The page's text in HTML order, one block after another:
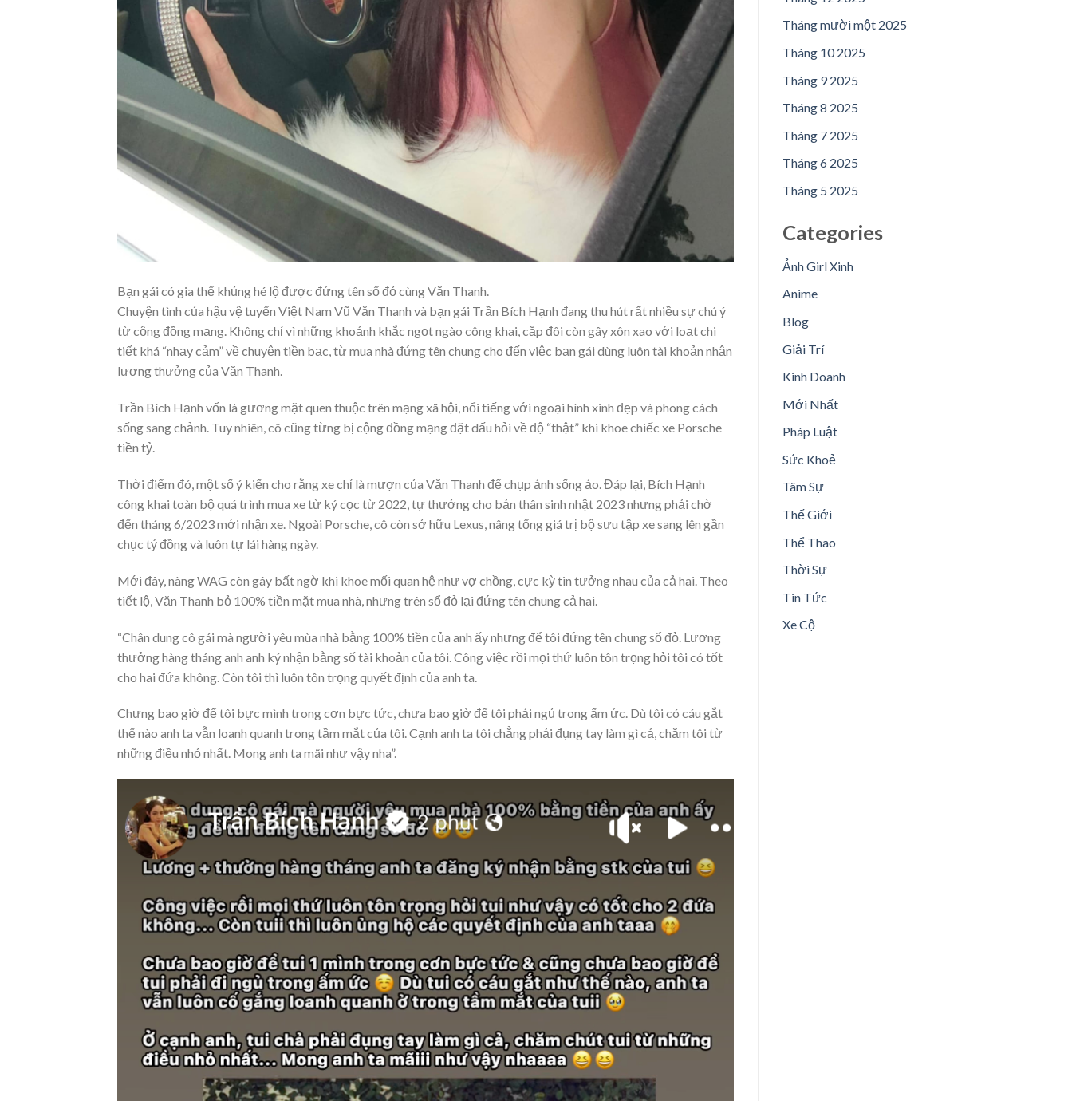
Bạn gái có gia thể khủng hé lộ được đứng tên sổ đỏ cùng Văn Thanh.
Chuyện tình của hậu vệ tuyển Việt Nam Vũ Văn Thanh và bạn gái Trần Bích Hạnh đang thu hút rất nhiều sự chú ý
từ cộng đồng mạng. Không chỉ vì những khoảnh khắc ngọt ngào công khai, cặp đôi còn gây xôn xao với loạt chi
tiết khá “nhạy cảm” về chuyện tiền bạc, từ mua nhà đứng tên chung cho đến việc bạn gái dùng luôn tài khoản nhận
lương thưởng của Văn Thanh.
Trần Bích Hạnh vốn là gương mặt quen thuộc trên mạng xã hội, nổi tiếng với ngoại hình xinh đẹp và phong cách
sống sang chảnh. Tuy nhiên, cô cũng từng bị cộng đồng mạng đặt dấu hỏi về độ “thật” khi khoe chiếc xe Porsche
tiền tỷ.
Thời điểm đó, một số ý kiến cho rằng xe chỉ là mượn của Văn Thanh để chụp ảnh sống ảo. Đáp lại, Bích Hạnh
công khai toàn bộ quá trình mua xe từ ký cọc từ 2022, tự thưởng cho bản thân sinh nhật 2023 nhưng phải chờ
đến tháng 6/2023 mới nhận xe. Ngoài Porsche, cô còn sở hữu Lexus, nâng tổng giá trị bộ sưu tập xe sang lên gần
chục tỷ đồng và luôn tự lái hàng ngày.
Mới đây, nàng WAG còn gây bất ngờ khi khoe mối quan hệ như vợ chồng, cực kỳ tin tưởng nhau của cả hai. Theo
tiết lộ, Văn Thanh bỏ 100% tiền mặt mua nhà, nhưng trên sổ đỏ lại đứng tên chung cả hai.
“Chân dung cô gái mà người yêu mùa nhà bằng 100% tiền của anh ấy nhưng để tôi đứng tên chung sổ đỏ. Lương
thưởng hàng tháng anh anh ký nhận bằng số tài khoản của tôi. Công việc rồi mọi thứ luôn tôn trọng hỏi tôi có tốt
cho hai đứa không. Còn tôi thì luôn tôn trọng quyết định của anh ta.
Chưng bao giờ để tôi bực mình trong cơn bực tức, chưa bao giờ để tôi phải ngủ trong ấm ức. Dù tôi có cáu gắt
thế nào anh ta vẫn loanh quanh trong tầm mắt của tôi. Cạnh anh ta tôi chẳng phải đụng tay làm gì cả, chăm tôi từ
những điều nhỏ nhất. Mong anh ta mãi như vậy nha”.
Tháng mười một 2025
Tháng 10 2025
Tháng 9 2025
Tháng 8 2025
Tháng 7 2025
Tháng 6 2025
Tháng 5 2025
Categories
Ảnh Girl Xinh
Anime
Blog
Giải Trí
Kinh Doanh
Mới Nhất
Pháp Luật
Sức Khoẻ
Tâm Sự
Thế Giới
Thể Thao
Thời Sự
Tin Tức
Xe Cộ